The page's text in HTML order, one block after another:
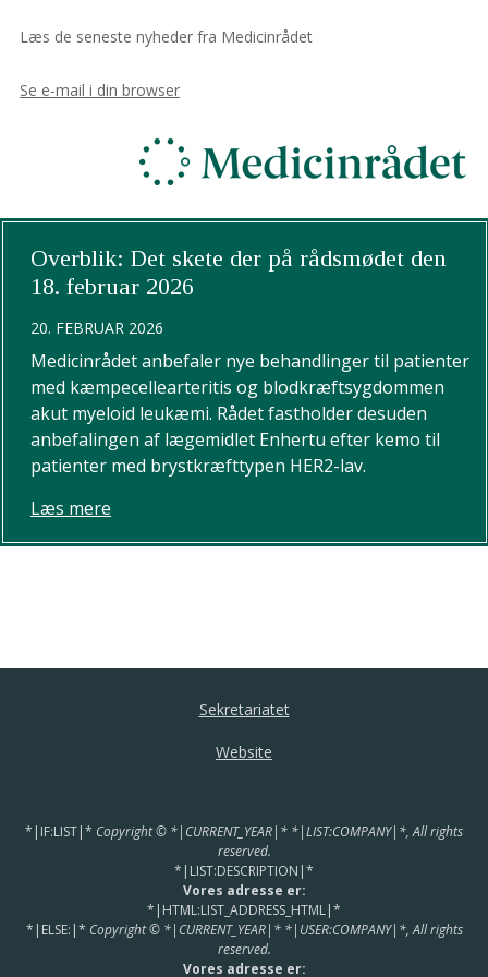
Læs de seneste nyheder fra Medicinrådet
Se e-mail i din browser
Overblik: Det skete der på rådsmødet den
18. februar 2026
20. FEBRUAR 2026
Medicinrådet anbefaler nye behandlinger til patienter
med kæmpecellearteritis og blodkræftsygdommen
akut myeloid leukæmi. Rådet fastholder desuden
anbefalingen af lægemidlet Enhertu efter kemo til
patienter med brystkræfttypen HER2-lav.
Læs mere
Sekretariatet
Website
*|IF:LIST|* Copyright © *|CURRENT_YEAR|* *|LIST:COMPANY|*, All rights
reserved.
*|LIST:DESCRIPTION|*
Vores adresse er:
*|HTML:LIST_ADDRESS_HTML|*
*|ELSE:|* Copyright © *|CURRENT_YEAR|* *|USER:COMPANY|*, All rights
reserved.
Vores adresse er: